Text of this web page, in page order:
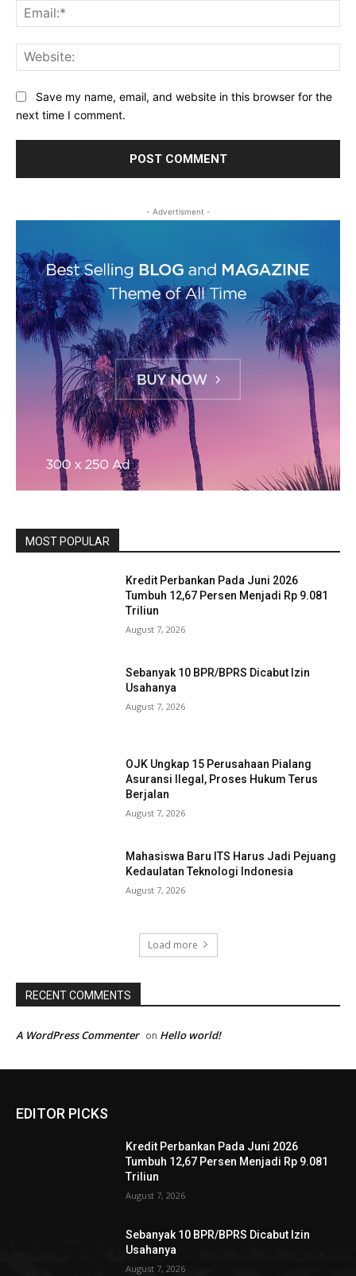
Save my name, email, and website in this browser for the
next time I comment.
- Advertisment -
MOST POPULAR
Kredit Perbankan Pada Juni 2026
Tumbuh 12,67 Persen Menjadi Rp 9.081
Triliun
August 7, 2026
Sebanyak 10 BPR/BPRS Dicabut Izin
Usahanya
August 7, 2026
OJK Ungkap 15 Perusahaan Pialang
Asuransi Ilegal, Proses Hukum Terus
Berjalan
August 7, 2026
Mahasiswa Baru ITS Harus Jadi Pejuang
Kedaulatan Teknologi Indonesia
August 7, 2026
Load more
RECENT COMMENTS
A WordPress Commenter on Hello world!
EDITOR PICKS
Kredit Perbankan Pada Juni 2026
Tumbuh 12,67 Persen Menjadi Rp 9.081
Triliun
August 7, 2026
Sebanyak 10 BPR/BPRS Dicabut Izin
Usahanya
August 7, 2026